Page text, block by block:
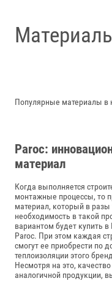
Популярные материалы в
Paroc:
материал
Когда выполняется
монтажные процессы, то
материал, который в
необходимость в такой
вариантом будет купить
Paroc. При этом каждая
смогут ее приобрести по
теплоизоляции этого
Несмотря на это,
аналогичной продукции,